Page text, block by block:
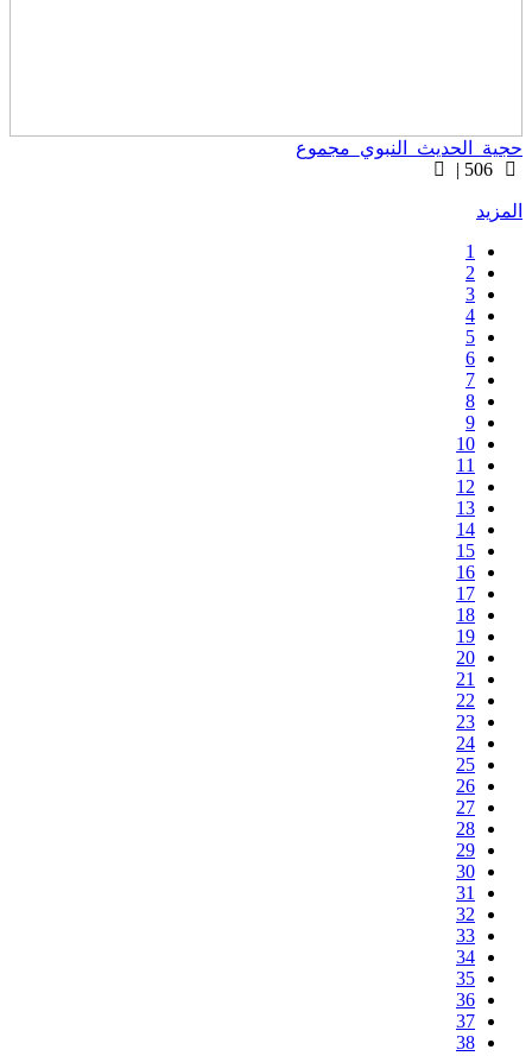
506 |
1
2
3
4
5
6
7
8
9
10
11
12
13
14
15
16
17
18
19
20
21
22
23
24
25
26
27
28
29
30
31
32
33
34
35
36
37
38